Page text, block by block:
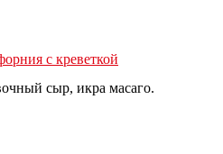
с креветкой
сыр, икра масаго.